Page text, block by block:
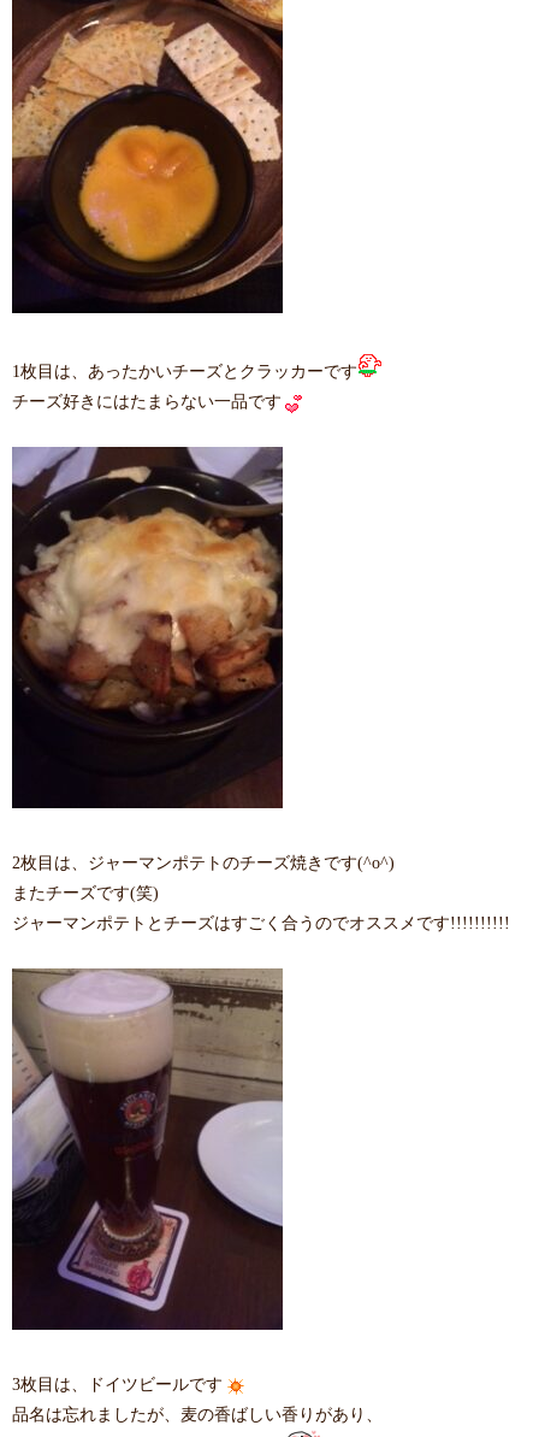
1枚目は、あったかいチーズとクラッカーです
チーズ好きにはたまらない一品です
2枚目は、ジャーマンポテトのチーズ焼きです(^o^)
またチーズです(笑)
ジャーマンポテトとチーズはすごく合うのでオススメです!!!!!!!!!!
3枚目は、ドイツビールです
品名は忘れましたが、麦の香ばしい香りがあり、